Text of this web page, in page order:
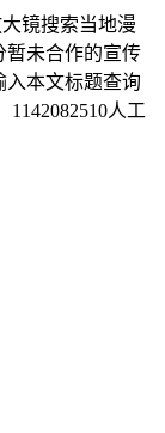
镜搜索当地漫
暂未合作的宣传
入本文标题查询
人工